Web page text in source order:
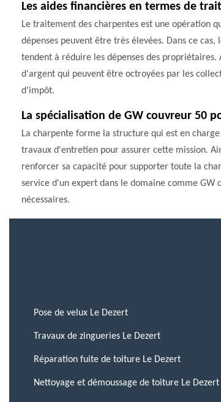
Les aides financières en termes de
Le traitement des charpentes est une opération
dépenses peuvent être très élevées. Dans ce
tendent à réduire les dépenses des propriétaires.
d'argent qui peuvent être octroyées par les
d'impôt.
La spécialisation de GW couvreur 50
La charpente forme la structure qui est en
travaux d'entretien pour assurer cette mission.
renforcer sa capacité pour supporter toute la
service d'un expert dans le domaine comme
nécessaires.
Pose de velux Le Dezert
Travaux de zingueries Le Dezert
Réparation fuite de toiture Le Dezert
Nettoyage et démoussage de toiture Le Dezert